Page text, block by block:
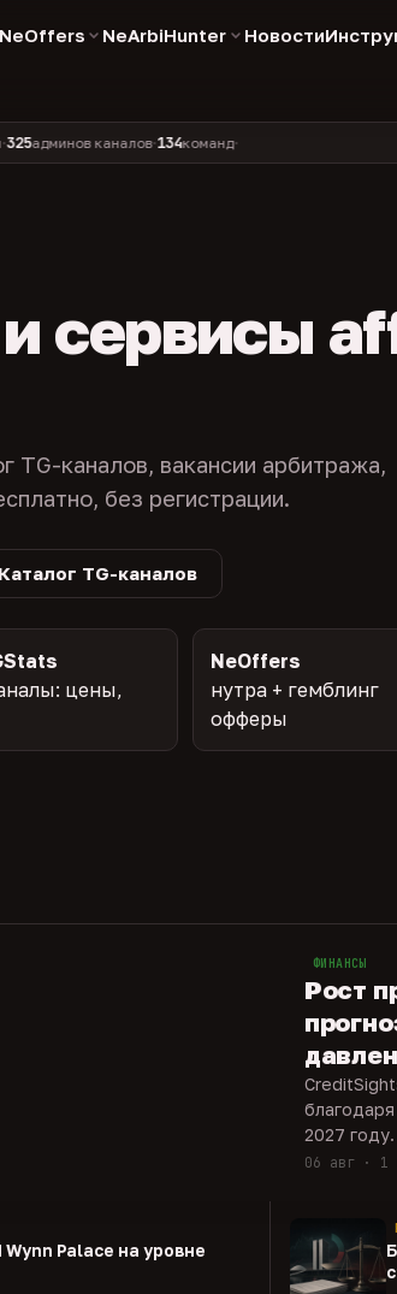
NeArbiHunter Новости
каналов•134команд• 11 990
сервисы
TG-каналов, вакансии арбитража,
без регистрации.
TG-каналов
цены,
NeOffers
нутра + гемблинг
офферы
ФИНАНСЫ
Рост
2027 году.
06 авг · 1
Palace на уровне